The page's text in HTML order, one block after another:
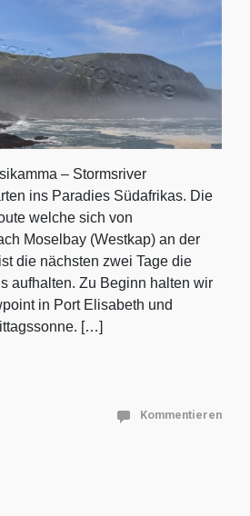
– Stormsriver
ins Paradies Südafrikas. Die
welche sich von
Moselbay (Westkap) an der
die nächsten zwei Tage die
aufhalten. Zu Beginn halten wir
in Port Elisabeth und
[…]
Kommentieren